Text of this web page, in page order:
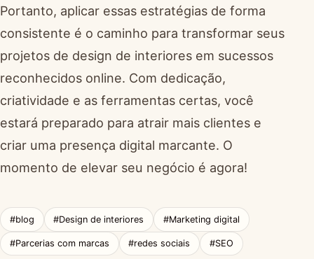
Portanto, aplicar essas estratégias de forma
consistente é o caminho para transformar seus
projetos de design de interiores em sucessos
reconhecidos online. Com dedicação,
criatividade e as ferramentas certas, você
estará preparado para atrair mais clientes e
criar uma presença digital marcante. O
momento de elevar seu negócio é agora!
#blog #Design de interiores #Marketing digital
#Parcerias com marcas #redes sociais #SEO